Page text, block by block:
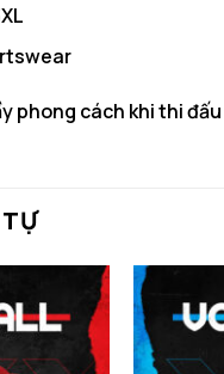
phong cách khi thi